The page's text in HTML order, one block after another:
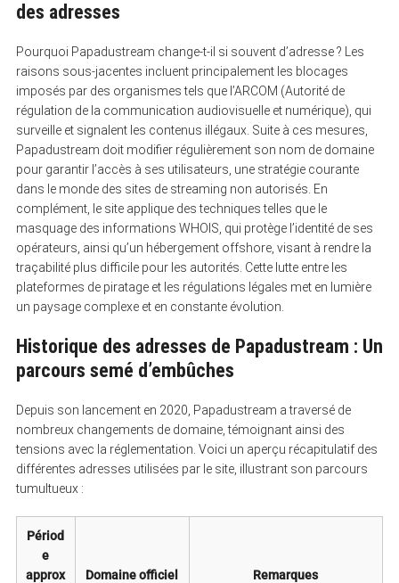
des adresses
Pourquoi Papadustream change-t-il si souvent d’adresse ? Les
raisons sous-jacentes incluent principalement les blocages
imposés par des organismes tels que l’ARCOM (Autorité de
régulation de la communication audiovisuelle et numérique), qui
surveille et signalent les contenus illégaux. Suite à ces mesures,
Papadustream doit modifier régulièrement son nom de domaine
pour garantir l’accès à ses utilisateurs, une stratégie courante
dans le monde des sites de streaming non autorisés. En
complément, le site applique des techniques telles que le
masquage des informations WHOIS, qui protège l’identité de ses
opérateurs, ainsi qu’un hébergement offshore, visant à rendre la
traçabilité plus difficile pour les autorités. Cette lutte entre les
plateformes de piratage et les régulations légales met en lumière
un paysage complexe et en constante évolution.
Historique des adresses de Papadustream : Un
parcours semé d’embûches
Depuis son lancement en 2020, Papadustream a traversé de
nombreux changements de domaine, témoignant ainsi des
tensions avec la réglementation. Voici un aperçu récapitulatif des
différentes adresses utilisées par le site, illustrant son parcours
tumultueux :
Périod
e
approx
Domaine officiel Remarques